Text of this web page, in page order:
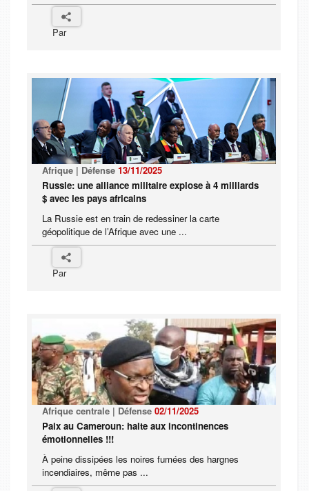
Par
Afrique | Défense 13/11/2025
Russie: une alliance militaire explose à 4 milliards
$ avec les pays africains
La Russie est en train de redessiner la carte
géopolitique de l’Afrique avec une ...
Par
Afrique centrale | Défense 02/11/2025
Paix au Cameroun: halte aux incontinences
émotionnelles !!!
À peine dissipées les noires fumées des hargnes
incendiaires, même pas ...